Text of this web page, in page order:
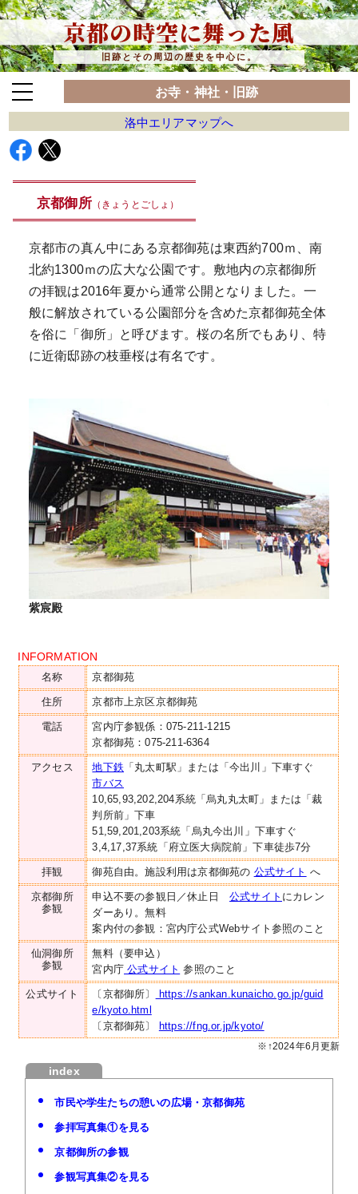
京都の時空に舞った風
旧跡とその周辺の歴史を中心に。
お寺・神社・旧跡
洛中エリアマップへ
京都御所（きょうとごしょ）
京都市の真ん中にある京都御苑は東西約700ｍ、南
北約1300ｍの広大な公園です。敷地内の京都御所
の拝観は2016年夏から通常公開となりました。一
般に解放されている公園部分を含めた京都御苑全体
を俗に「御所」と呼びます。桜の名所でもあり、特
に近衛邸跡の枝垂桜は有名です。
紫宸殿
INFORMATION
名称
京都御苑
住所 京都市上京区京都御苑
電話
宮内庁参観係：075-211-1215
京都御苑：075-211-6364
アクセス 地下鉄 「丸太町駅」または「今出川」下車すぐ
市バス
10,65,93,202,204系統「烏丸丸太町」または「裁
判所前」下車
51,59,201,203系統「烏丸今出川」下車すぐ
3,4,17,37系統「府立医大病院前」下車徒歩7分
拝観 御苑自由。施設利用は京都御苑の 公式サイト へ
京都御所
参観
申込不要の参観日／休止日公式サイト にカレン
ダーあり。無料
案内付の参観：宮内庁公式Webサイト参照のこと
仙洞御所
参観
無料（要申込）
宮内庁 公式サイト 参照のこと
公式サイト 〔京都御所〕
https://sankan.kunaicho.go.jp/guid
e/kyoto.html
〔京都御苑〕 https://fng.or.jp/kyoto/
※↑2024年6月更新
市民や学生たちの憩いの広場・京都御苑
参拝写真集①を見る
京都御所の参観
参観写真集②を見る